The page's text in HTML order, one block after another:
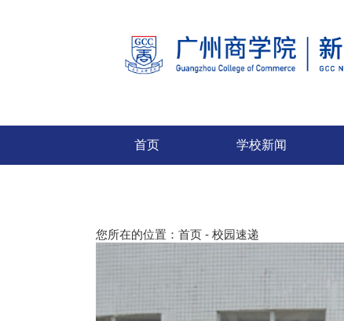
首页 学校新闻
您所在的位置： 首页 - 校园速递